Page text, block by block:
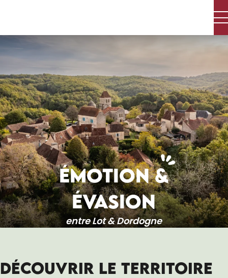
ÉMOTION &
ÉVASION
entre Lot & Dordogne
DÉCOUVRIR LE TERRITOIRE